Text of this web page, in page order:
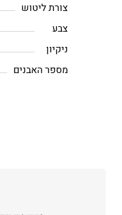
צורת ליטוש
צבע
ניקיון
מספר האבנים